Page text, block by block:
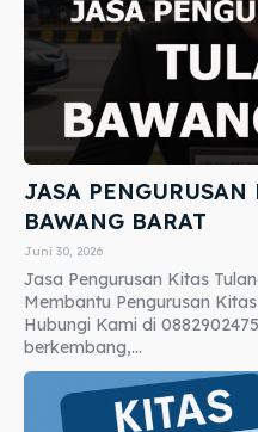
JASA
BAWANG BARAT
Juni 30, 2026
Jasa Pengurusan Kitas
Membantu Pengurusan
Hubungi Kami di
berkembang,...